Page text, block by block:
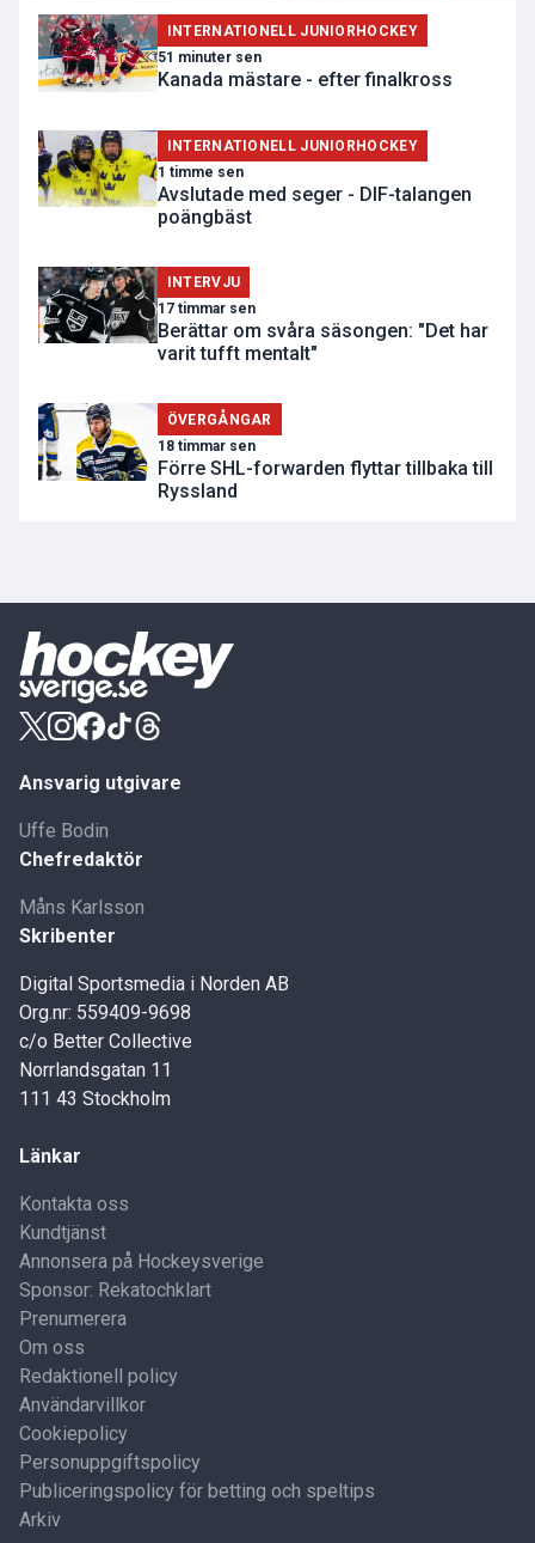
INTERNATIONELL JUNIORHOCKEY
51 minuter sen
Kanada mästare - efter finalkross
INTERNATIONELL JUNIORHOCKEY
1 timme sen
Avslutade med seger - DIF-talangen
poängbäst
INTERVJU
17 timmar sen
Berättar om svåra säsongen: "Det har
varit tufft mentalt"
ÖVERGÅNGAR
18 timmar sen
Förre SHL-forwarden flyttar tillbaka till
Ryssland
Ansvarig utgivare
Uffe Bodin
Chefredaktör
Måns Karlsson
Skribenter
Digital Sportsmedia i Norden AB
Org.nr: 559409-9698
c/o Better Collective
Norrlandsgatan 11
111 43 Stockholm
Länkar
Kontakta oss
Kundtjänst
Annonsera på Hockeysverige
Sponsor: Rekatochklart
Prenumerera
Om oss
Redaktionell policy
Användarvillkor
Cookiepolicy
Personuppgiftspolicy
Publiceringspolicy för betting och speltips
Arkiv